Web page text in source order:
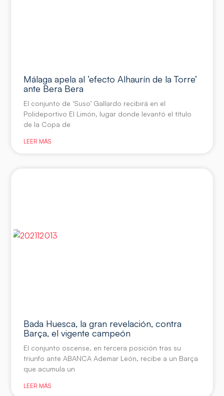
Málaga apela al ‘efecto Alhaurín de la Torre’
ante Bera Bera
El conjunto de ‘Suso’ Gallardo recibirá en el
Polideportivo El Limón, lugar donde levantó el título
de la Copa de
LEER MÁS
Bada Huesca, la gran revelación, contra
Barça, el vigente campeón
El conjunto oscense, en tercera posición tras su
triunfo ante ABANCA Ademar León, recibe a un Barça
que acumula un
LEER MÁS